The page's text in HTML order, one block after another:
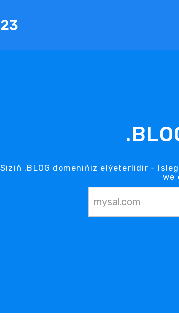
Siziň .BLOG domeniňiz elýeterlidir -
we